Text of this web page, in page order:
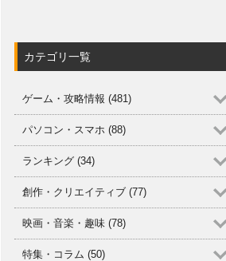
カテゴリ一覧
ゲーム・攻略情報 (481)
パソコン・スマホ (88)
ランキング (34)
創作・クリエイティブ (77)
映画・音楽・趣味 (78)
特集・コラム (50)